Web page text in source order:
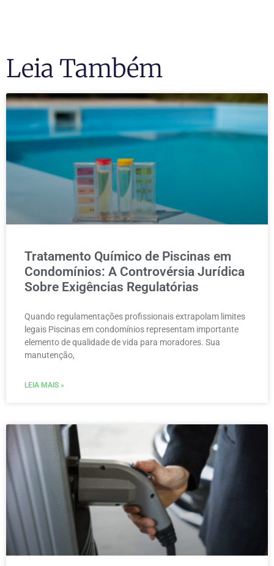
Leia Também
Tratamento Químico de Piscinas em
Condomínios: A Controvérsia Jurídica
Sobre Exigências Regulatórias
Quando regulamentações profissionais extrapolam limites
legais Piscinas em condomínios representam importante
elemento de qualidade de vida para moradores. Sua
manutenção,
LEIA MAIS »